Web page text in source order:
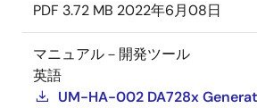
PDF 3.72 MB 2022年6月08日
マニュアル－開発ツール
英語
UM-HA-002 DA728x